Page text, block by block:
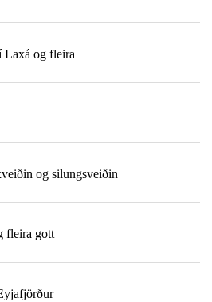
Laxá og fleira
og silungsveiðin
fleira gott